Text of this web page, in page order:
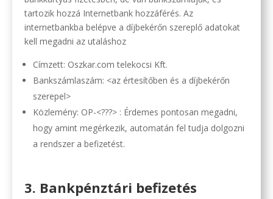
tartozik hozzá Internetbank hozzáférés. Az
internetbankba belépve a díjbekérőn szereplő adatokat
kell megadni az utaláshoz
Címzett: Oszkar.com telekocsi Kft.
Bankszámlaszám: <az értesítőben és a díjbekérőn
szerepel>
Közlemény: OP-<???> : Érdemes pontosan megadni,
hogy amint megérkezik, automatán fel tudja dolgozni
a rendszer a befizetést.
3. Bankpénztári befizetés